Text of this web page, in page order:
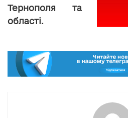
Тернополя та
області.